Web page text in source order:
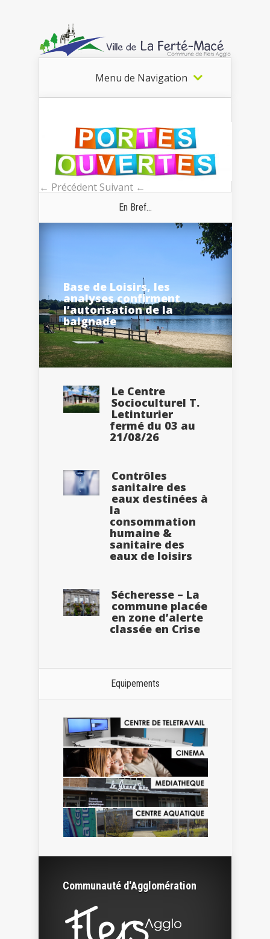
Menu de Navigation
← Précédent Suivant ←
En Bref...
Base de Loisirs, les
analyses confirment
l’autorisation de la
baignade
Le Centre
Socioculturel T.
Letinturier
fermé du 03 au
21/08/26
Contrôles
sanitaire des
eaux destinées à
la
consommation
humaine &
sanitaire des
eaux de loisirs
Sécheresse – La
commune placée
en zone d’alerte
classée en Crise
Equipements
Communauté d'Agglomération